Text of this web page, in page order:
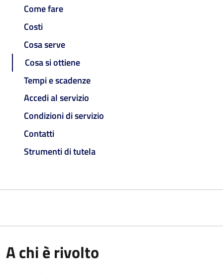
Come fare
Costi
Cosa serve
Cosa si ottiene
Tempi e scadenze
Accedi al servizio
Condizioni di servizio
Contatti
Strumenti di tutela
A chi è rivolto